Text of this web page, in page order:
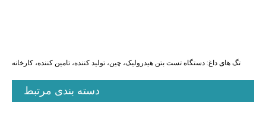
تگ های داغ: دستگاه تست بتن هیدرولیک، چین، تولید کننده، تامین کننده، کارخانه
دسته بندی مرتبط